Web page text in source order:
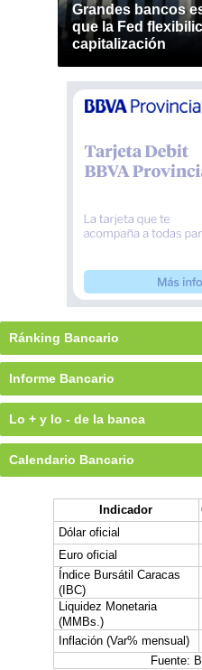
Grandes bancos
que la Fed
capitalización
Ránking Bancario
Informe Bancario
Lo + y lo - de la banca
Calendario Bancario
Indicador
Dólar oficial
Euro oficial
Índice Bursátil Caracas
(IBC)
Liquidez Monetaria
(MMBs.)
Inflación (Var% mensual)
Fuente: